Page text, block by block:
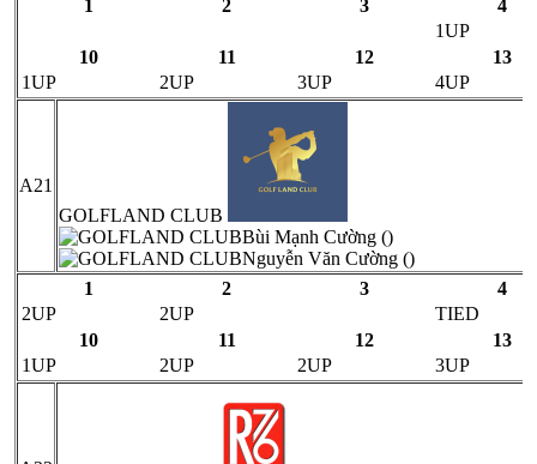
1 2 3
4
1UP
10
11 12
13
1UP
2UP 3UP 4UP
A21
GOLFLAND CLUB
Bùi Mạnh Cường ()
Nguyễn Văn Cường ()
1
2 3
4
2UP
2UP
TIED
10
11 12
13
1UP
2UP 2UP 3UP